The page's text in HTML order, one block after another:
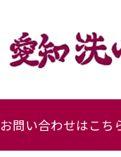
お問い合わせはこち